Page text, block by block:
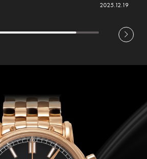
2025.12.19